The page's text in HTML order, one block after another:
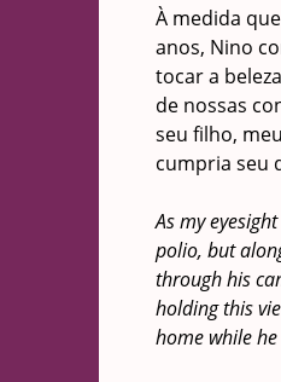
À medida
anos, Nino
tocar a
de nossas
seu filho,
cumpria seu
As my
polio, but
through his
holding this
home while